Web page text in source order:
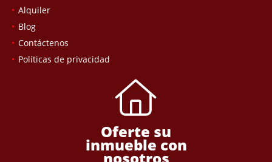
Alquiler
Blog
Contáctenos
Políticas de privacidad
Oferte su
inmueble con
nosotros